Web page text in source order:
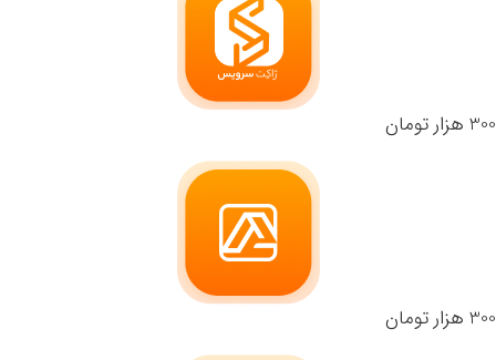
300 هزار تومان
300 هزار تومان